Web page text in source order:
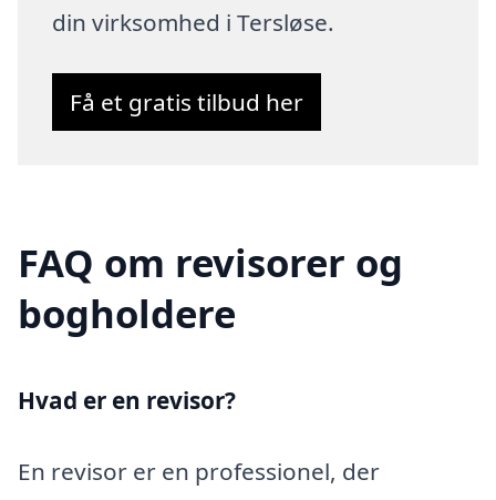
din virksomhed i Tersløse.
Få et gratis tilbud her
FAQ om revisorer og
bogholdere
Hvad er en revisor?
En revisor er en professionel, der